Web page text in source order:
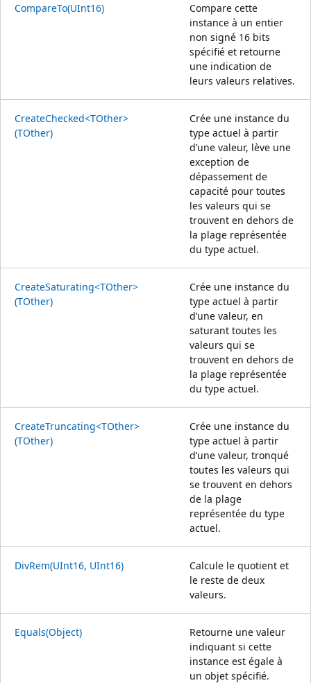
CompareTo(UInt16)
Compare cette
instance à un entier
non signé 16 bits
spécifié et retourne
une indication de
leurs valeurs relatives.
CreateChecked<TOther>
(TOther)
Crée une instance du
type actuel à partir
d’une valeur, lève une
exception de
dépassement de
capacité pour toutes
les valeurs qui se
trouvent en dehors de
la plage représentée
du type actuel.
CreateSaturating<TOther>
(TOther)
Crée une instance du
type actuel à partir
d’une valeur, en
saturant toutes les
valeurs qui se
trouvent en dehors de
la plage représentée
du type actuel.
CreateTruncating<TOther>
(TOther)
Crée une instance du
type actuel à partir
d’une valeur, tronqué
toutes les valeurs qui
se trouvent en dehors
de la plage
représentée du type
actuel.
DivRem(UInt16, UInt16)
Calcule le quotient et
le reste de deux
valeurs.
Equals(Object)
Retourne une valeur
indiquant si cette
instance est égale à
un objet spécifié.